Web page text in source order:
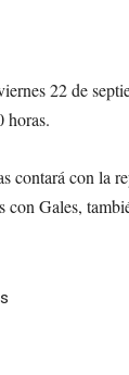
22 de
horas.
contará con la
Gales,